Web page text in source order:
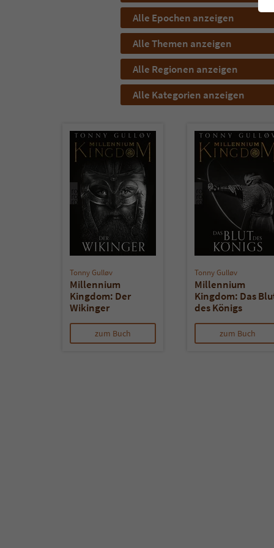
Alle Epochen anzeigen
Alle Themen anzeigen
Alle Regionen anzeigen
Alle Kategorien anzeigen
Tonny Gulløv
Millennium
Kingdom: Der
Wikinger
zum Buch
Tonny Gulløv
Millennium
Kingdom: Das
des Königs
zum Buch